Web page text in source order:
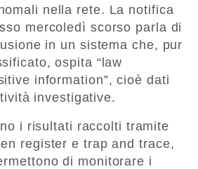
nella rete. La notifica
mercoledì scorso parla di
in un sistema che, pur
ospita “law
information”, cioè dati
investigative.
i risultati raccolti tramite
register e trap and trace,
di monitorare i